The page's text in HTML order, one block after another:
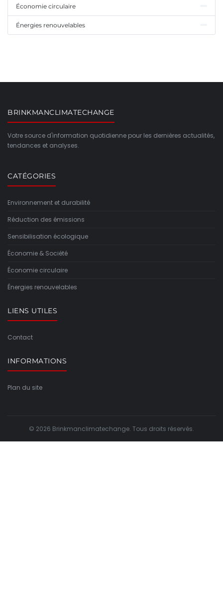
Économie circulaire
Énergies renouvelables
BRINKMANCLIMATECHANGE
Votre source d'information quotidienne pour les dernières actualités,
tendances et analyses.
CATÉGORIES
Environnement et durabilité
Réduction des émissions
Sensibilisation écologique
Économie & Société
Économie circulaire
Énergies renouvelables
LIENS UTILES
Contact
INFORMATIONS
Plan du site
© 2026 Brinkmanclimatechange. Tous droits réservés.